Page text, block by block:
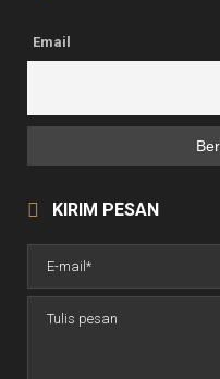
Email
KIRIM PESAN